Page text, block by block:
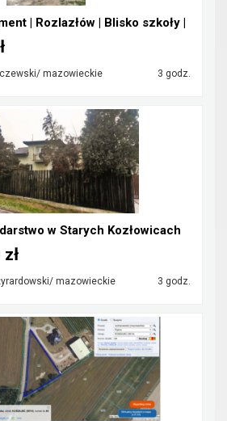
| Rozlazłów | Blisko szkoły |
mazowieckie 3 godz.
w Starych Kozłowicach
mazowieckie 3 godz.